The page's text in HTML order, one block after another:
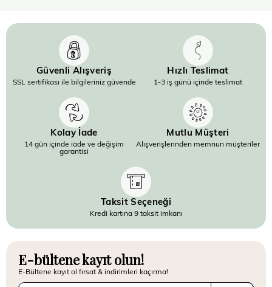
Güvenli Alışveriş
SSL sertifikası ile bilgileriniz güvende
Hızlı Teslimat
1-3 iş günü içinde teslimat
Kolay İade
14 gün içinde iade ve değişim
garantisi
Mutlu Müşteri
Alışverişlerinden memnun müşteriler
Taksit Seçeneği
Kredi kartına 9 taksit imkanı
E-bültene kayıt olun!
E-Bültene kayıt ol fırsat & indirimleri kaçırma!